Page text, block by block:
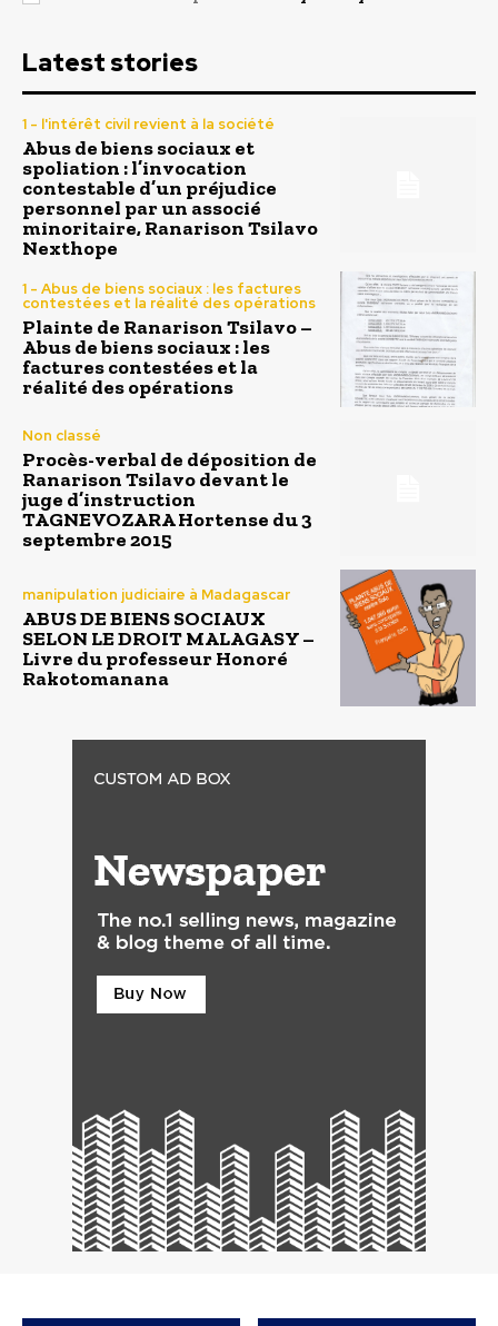
Latest stories
1 - l'intérêt civil revient à la société
Abus de biens sociaux et
spoliation : l’invocation
contestable d’un préjudice
personnel par un associé
minoritaire, Ranarison Tsilavo
Nexthope
1 - Abus de biens sociaux : les factures
contestées et la réalité des opérations
Plainte de Ranarison Tsilavo –
Abus de biens sociaux : les
factures contestées et la
réalité des opérations
Non classé
Procès-verbal de déposition de
Ranarison Tsilavo devant le
juge d’instruction
TAGNEVOZARA Hortense du 3
septembre 2015
manipulation judiciaire à Madagascar
ABUS DE BIENS SOCIAUX
SELON LE DROIT MALAGASY –
Livre du professeur Honoré
Rakotomanana